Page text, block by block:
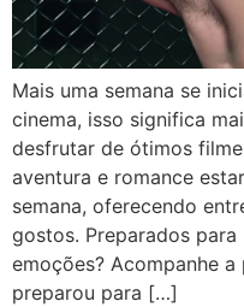
Mais uma semana se
cinema, isso significa
desfrutar de ótimos
aventura e romance
semana, oferecendo
gostos. Preparados para
emoções? Acompanhe
preparou para […]